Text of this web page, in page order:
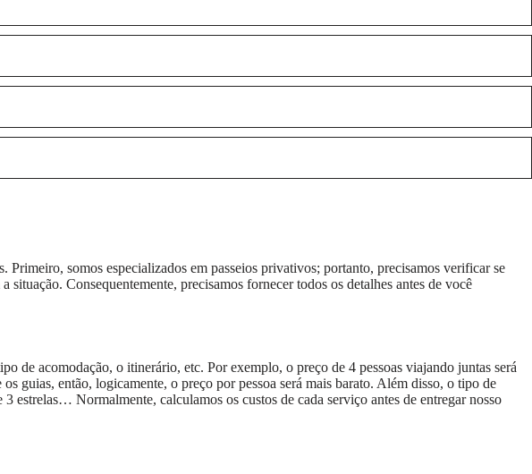
somos especializados em passeios privativos; portanto, precisamos verificar se
situação. Consequentemente, precisamos fornecer todos os detalhes antes de você
de acomodação, o itinerário, etc. Por exemplo, o preço de 4 pessoas viajando juntas será
guias, então, logicamente, o preço por pessoa será mais barato. Além disso, o tipo de
estrelas… Normalmente, calculamos os custos de cada serviço antes de entregar nosso